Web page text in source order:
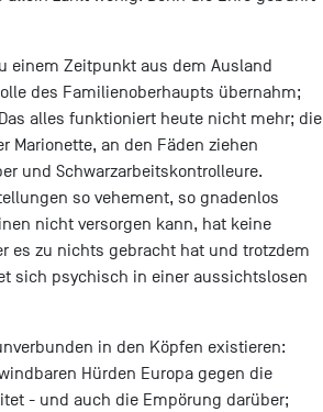
einem Zeitpunkt aus dem Ausland
des Familienoberhaupts übernahm;
alles funktioniert heute nicht mehr; die
an den Fäden ziehen
und Schwarzarbeitskontrolleure.
so vehement, so gnadenlos
nicht versorgen kann, hat keine
es zu nichts gebracht hat und trotzdem
sich psychisch in einer aussichtslosen
in den Köpfen existieren:
Hürden Europa gegen die
- und auch die Empörung darüber;